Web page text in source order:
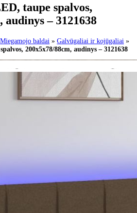
taupe spalvos,
audinys – 3121638
Miegamojo baldai » Galvūgaliai ir kojūgaliai »
200x5x78/88cm, audinys – 3121638